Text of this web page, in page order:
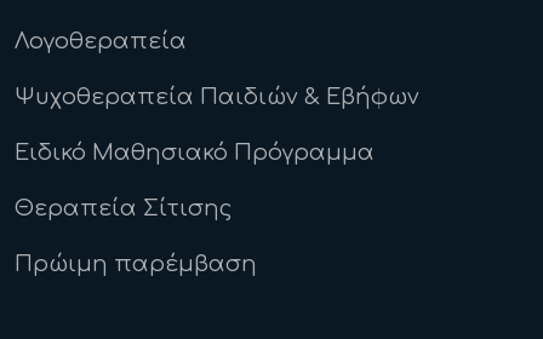
Λογοθεραπεία
Ψυχοθεραπεία Παιδιών & Εβήφων
Ειδικό Μαθησιακό Πρόγραμμα
Θεραπεία Σίτισης
Πρώιμη παρέμβαση